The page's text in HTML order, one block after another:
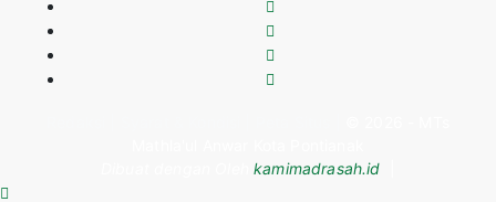
Olehkamimadrasah.id